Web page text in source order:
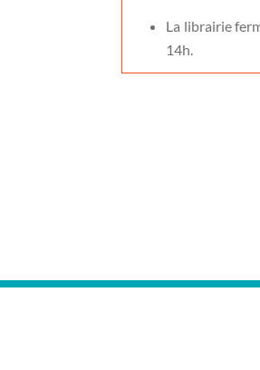
La librairie
14h.